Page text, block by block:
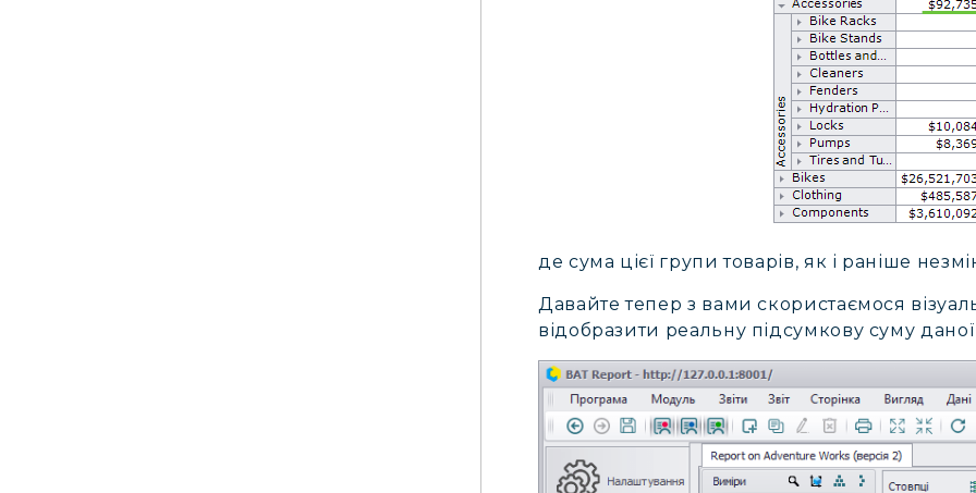
де сума цієї групи товарів, як і раніше
Давайте тепер з вами скористаємося
відобразити реальну підсумкову суму